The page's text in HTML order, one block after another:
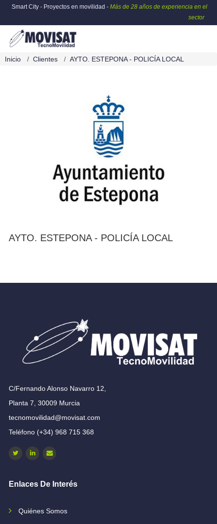
Smart City - Proyectos en movilidad - Más de 28 años de experiencia en el
sector
Inicio Clientes AYTO. ESTEPONA - POLICÍA LOCAL
AYTO. ESTEPONA - POLICÍA LOCAL
C/Fernando Alonso Navarro 12,
Planta 7, 30009 Murcia
tecnomovilidad@movisat.com
Teléfono (+34) 968 715 368
Enlaces De Interés
Quiénes Somos